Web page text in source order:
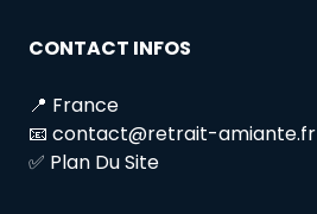
CONTACT INFOS
📍 France
📧 contact@retrait-amiante.fr
✅ Plan Du Site